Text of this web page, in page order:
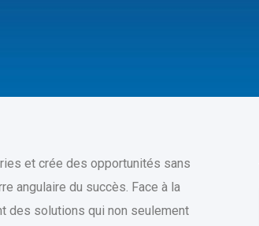
et crée des opportunités sans
angulaire du succès. Face à la
des solutions qui non seulement